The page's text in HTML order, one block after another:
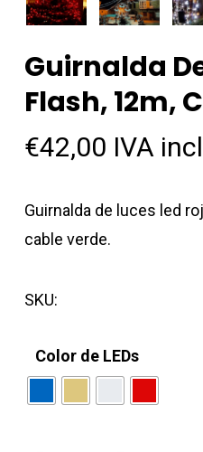
Guirnalda
Flash, 12m,
€42,00 IVA
Guirnalda de luces led
cable verde.
SKU:
Color de LEDs